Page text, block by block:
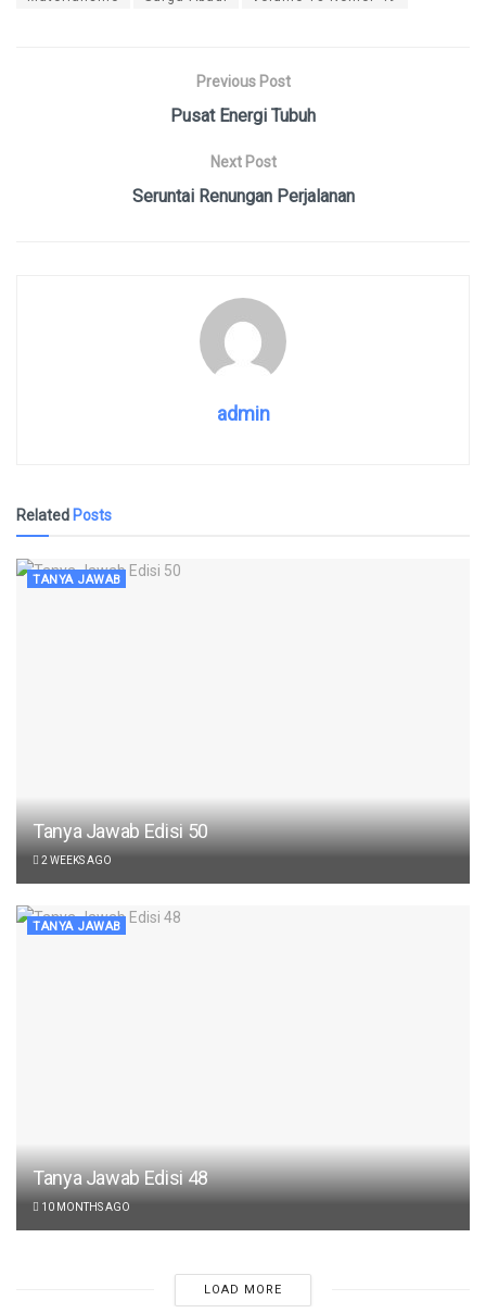
Previous Post
Pusat Energi Tubuh
Next Post
Seruntai Renungan Perjalanan
admin
Related Posts
TANYA JAWAB
Tanya Jawab Edisi 50
2 WEEKS AGO
TANYA JAWAB
Tanya Jawab Edisi 48
10 MONTHS AGO
LOAD MORE